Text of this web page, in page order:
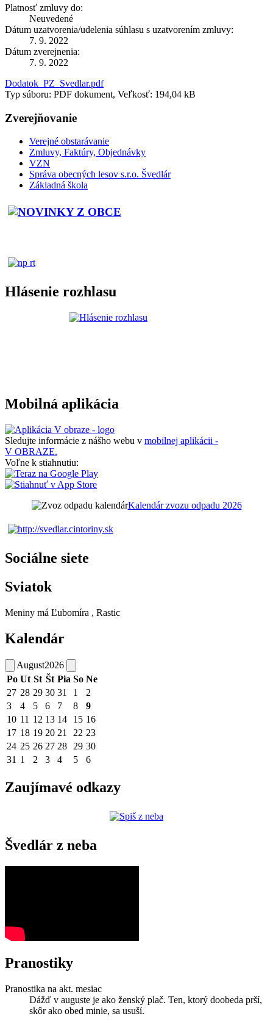
Platnosť zmluvy do:
Neuvedené
Dátum uzatvorenia/udelenia súhlasu s uzatvorením zmluvy:
7. 9. 2022
Dátum zverejnenia:
7. 9. 2022
Dodatok_PZ_Svedlar.pdf
Typ súboru: PDF dokument, Veľkosť: 194,04 kB
Zverejňovanie
Verejné obstarávanie
Zmluvy, Faktúry, Objednávky
VZN
Správa obecných lesov s.r.o. Švedlár
Základná škola
Hlásenie rozhlasu
Mobilná aplikácia
Sledujte informácie z nášho webu v mobilnej aplikácii -
V OBRAZE.
Voľne k stiahnutiu:
Kalendár zvozu odpadu 2026
Sociálne siete
Sviatok
Meniny má Ľubomíra , Rastic
Kalendár
August2026
Po Ut St Št Pia So Ne
27 28 29 30 31 1
2
3
4 5 6 7 8
9
10 11 12 13 14 15 16
17 18 19 20 21 22 23
24 25 26 27 28 29 30
31 1 2 3 4 5 6
Zaujímavé odkazy
Švedlár z neba
Pranostiky
Pranostika na akt. mesiac
Dážď v auguste je ako ženský plač. Ten, ktorý doobeda prší,
skôr ako obed minie, sa usuší.